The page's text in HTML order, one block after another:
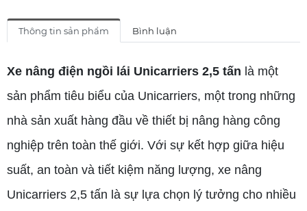
Thông tin sản phẩm Bình luận
Xe nâng điện ngồi lái Unicarriers 2,5 tấn là một
sản phẩm tiêu biểu của Unicarriers, một trong những
nhà sản xuất hàng đầu về thiết bị nâng hàng công
nghiệp trên toàn thế giới. Với sự kết hợp giữa hiệu
suất, an toàn và tiết kiệm năng lượng, xe nâng
Unicarriers 2,5 tấn là sự lựa chọn lý tưởng cho nhiều